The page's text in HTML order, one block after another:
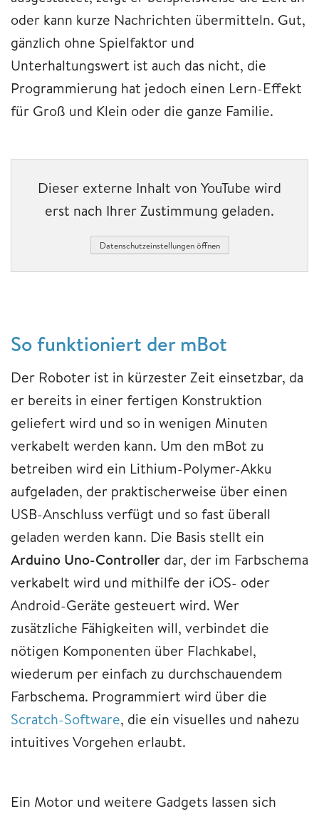
oder kann kurze Nachrichten übermitteln. Gut,
gänzlich ohne Spielfaktor und
Unterhaltungswert ist auch das nicht, die
Programmierung hat jedoch einen Lern-Effekt
für Groß und Klein oder die ganze Familie.
Dieser externe Inhalt von YouTube wird
erst nach Ihrer Zustimmung geladen.
Datenschutzeinstellungen öffnen
So funktioniert der mBot
Der Roboter ist in kürzester Zeit einsetzbar, da
er bereits in einer fertigen Konstruktion
geliefert wird und so in wenigen Minuten
verkabelt werden kann. Um den mBot zu
betreiben wird ein Lithium-Polymer-Akku
aufgeladen, der praktischerweise über einen
USB-Anschluss verfügt und so fast überall
geladen werden kann. Die Basis stellt ein
Arduino Uno-Controller dar, der im Farbschema
verkabelt wird und mithilfe der iOS- oder
Android-Geräte gesteuert wird. Wer
zusätzliche Fähigkeiten will, verbindet die
nötigen Komponenten über Flachkabel,
wiederum per einfach zu durchschauendem
Farbschema. Programmiert wird über die
Scratch-Software, die ein visuelles und nahezu
intuitives Vorgehen erlaubt.
Ein Motor und weitere Gadgets lassen sich